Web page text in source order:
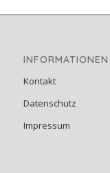
INFORMATIONEN
Kontakt
Datenschutz
Impressum